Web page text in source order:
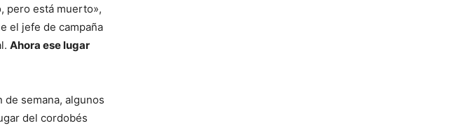
pero está muerto»,
el jefe de campaña
Ahora ese lugar
de semana, algunos
del cordobés